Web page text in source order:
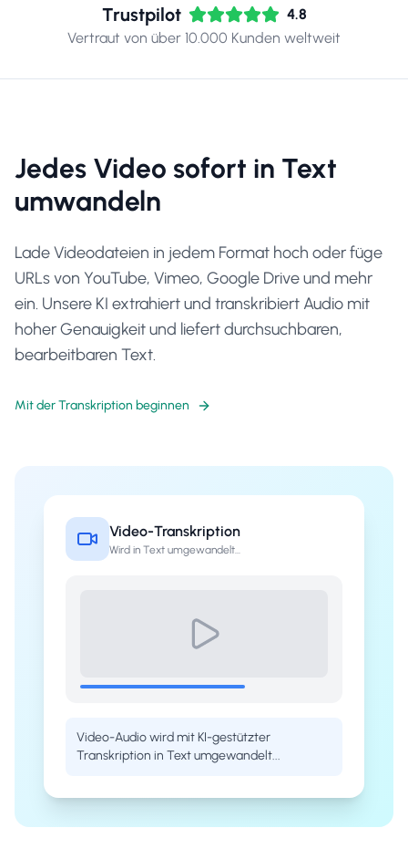
Trustpilot
4.8
Vertraut von über 10.000 Kunden weltweit
Jedes Video sofort in Text
umwandeln
Lade Videodateien in jedem Format hoch oder füge
URLs von YouTube, Vimeo, Google Drive und mehr
ein. Unsere KI extrahiert und transkribiert Audio mit
hoher Genauigkeit und liefert durchsuchbaren,
bearbeitbaren Text.
Mit der Transkription beginnen
Video-Transkription
Wird in Text umgewandelt...
Video-Audio wird mit KI-gestützter
Transkription in Text umgewandelt...